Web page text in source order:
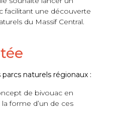
facilitant une découverte
du Massif Central.
naturels régionaux :
de bivouac en
forme d’un de ces